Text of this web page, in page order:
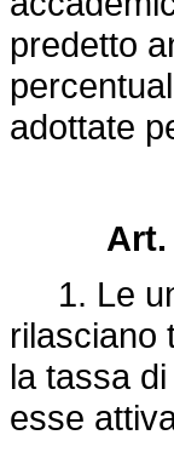
predetto
adottate
Art.
1. Le
rilasciano
la tassa
esse